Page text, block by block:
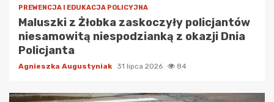
PREWENCJA I EDUKACJA POLICYJNA
Maluszki z Żłobka zaskoczyły policjantów
niesamowitą niespodzianką z okazji Dnia
Policjanta
Agnieszka Augustyniak 31 lipca 2026 84